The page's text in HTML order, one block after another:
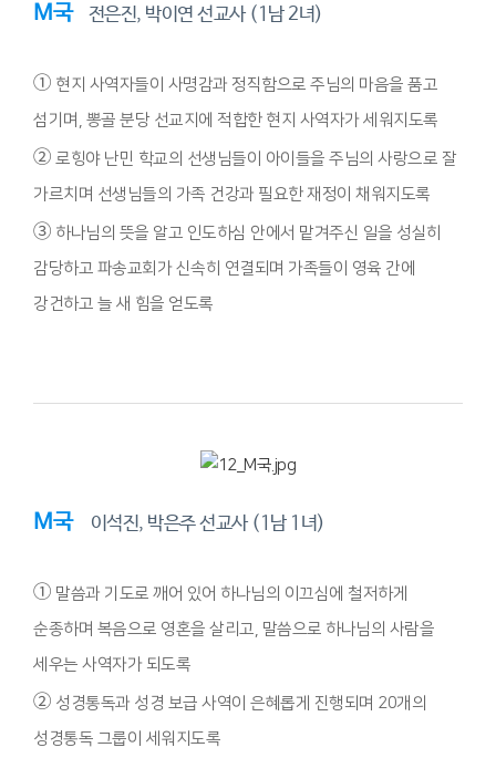
M국 전은진, 박이연 선교사 (1남 2녀)
① 현지 사역자들이 사명감과 정직함으로 주님의 마음을 품고
섬기며, 뽕골 분당 선교지에 적합한 현지 사역자가 세워지도록
② 로힝야 난민 학교의 선생님들이 아이들을 주님의 사랑으로 잘
가르치며 선생님들의 가족 건강과 필요한 재정이 채워지도록
③ 하나님의 뜻을 알고 인도하심 안에서 맡겨주신 일을 성실히
감당하고 파송교회가 신속히 연결되며 가족들이 영육 간에
강건하고 늘 새 힘을 얻도록
M국 이석진, 박은주 선교사 (1남 1녀)
① 말씀과 기도로 깨어 있어 하나님의 이끄심에 철저하게
순종하며 복음으로 영혼을 살리고, 말씀으로 하나님의 사람을
세우는 사역자가 되도록
② 성경통독과 성경 보급 사역이 은혜롭게 진행되며 20개의
성경통독 그룹이 세워지도록